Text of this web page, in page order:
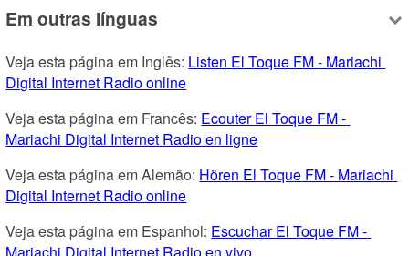
Em outras línguas
Veja esta página em Inglês: Listen El Toque FM - Mariachi
Digital Internet Radio online
Veja esta página em Francês: Ecouter El Toque FM -
Mariachi Digital Internet Radio en ligne
Veja esta página em Alemão: Hören El Toque FM - Mariachi
Digital Internet Radio online
Veja esta página em Espanhol: Escuchar El Toque FM -
Mariachi Digital Internet Radio en vivo